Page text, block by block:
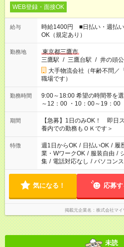
WEB登録・面接OK
給与
時給1400円 ■日払い・週払
OK（規定あり）
勤務地
東京都三鷹市
三鷹駅 / 三鷹台駅 / 井の頭
大手物流会社（年齢不問／
職場です）
勤務時間
9:00～18:00 希望の時間帯を選べます！ ＜シフト例＞ ・8：30
～12：00 ・10：00～19：00
22：00 ・22：00～翌6：00
期間
【急募】1日のみOK！ 即日
養内での勤務もＯＫです＞
特徴 週1日からOK / 日払いOK / 履
業・WワークOK / 服装自由 /
集 / 電話対応なし / パソコン
気になる！ 応募す
掲載元企業名 株式会社マイ
未読